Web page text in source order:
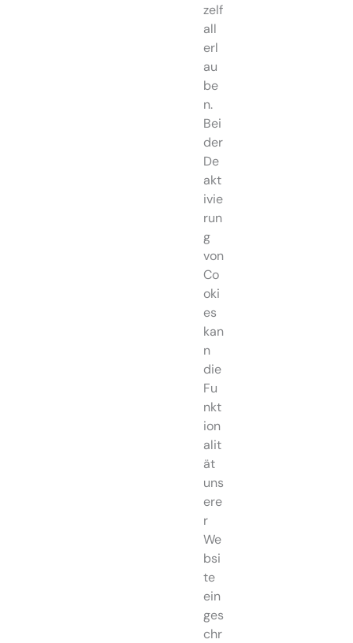
zelf
all
erl
au
be
n.
Bei
der
De
akt
ivie
run
g
von
Co
oki
es
kan
n
die
Fu
nkt
ion
alit
ät
uns
ere
r
We
bsi
te
ein
ges
chr